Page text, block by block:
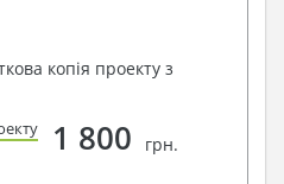
копія проекту з
1 800 грн.